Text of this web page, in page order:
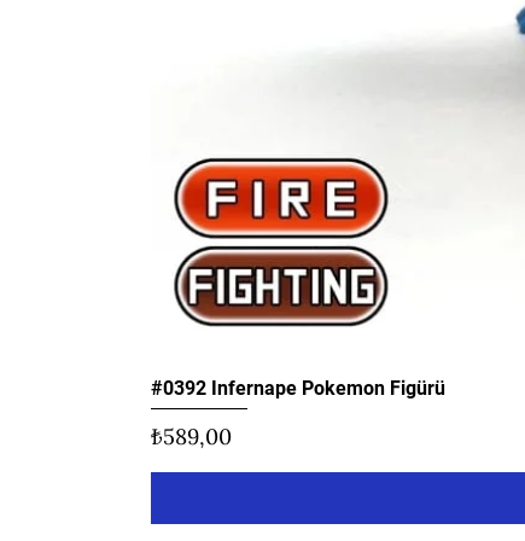
#0392 Infernape Pokemon Figürü
Fiyat
₺589,00